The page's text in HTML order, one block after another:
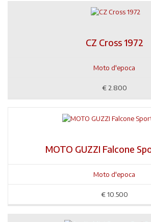
CZ Cross 1972
Moto d'epoca
€ 2.800
MOTO GUZZI Falcone
Moto d'epoca
€ 10.500